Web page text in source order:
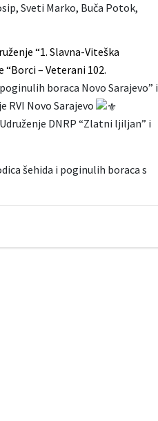
Sveti Marko, Buča Potok,
“1. Slavna-Viteška
“Borci – Veterani 102.
boraca Novo Sarajevo” i
RVI Novo Sarajevo
Udruženje DNRP “Zlatni ljiljan” i
šehida i poginulih boraca s